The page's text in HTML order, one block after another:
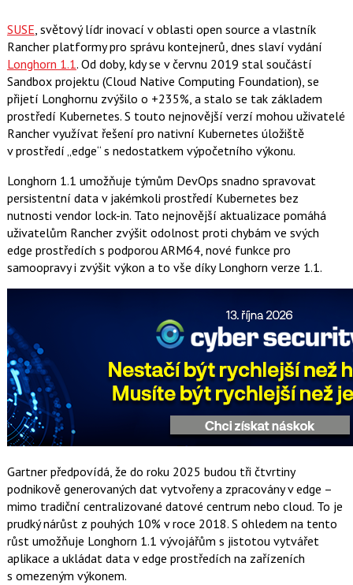
SUSE, světový lídr inovací v oblasti open source a vlastník
Rancher platformy pro správu kontejnerů, dnes slaví vydání
Longhorn 1.1. Od doby, kdy se v červnu 2019 stal součástí
Sandbox projektu (Cloud Native Computing Foundation), se
přijetí Longhornu zvýšilo o +235%, a stalo se tak základem
prostředí Kubernetes. S touto nejnovější verzí mohou uživatelé
Rancher využívat řešení pro nativní Kubernetes úložiště
v prostředí „edge“ s nedostatkem výpočetního výkonu.
Longhorn 1.1 umožňuje týmům DevOps snadno spravovat
persistentní data v jakémkoli prostředí Kubernetes bez
nutnosti vendor lock-in. Tato nejnovější aktualizace pomáhá
uživatelům Rancher zvýšit odolnost proti chybám ve svých
edge prostředích s podporou ARM64, nové funkce pro
samoopravy i zvýšit výkon a to vše díky Longhorn verze 1.1.
Gartner předpovídá, že do roku 2025 budou tři čtvrtiny
podnikově generovaných dat vytvořeny a zpracovány v edge –
mimo tradiční centralizované datové centrum nebo cloud. To je
prudký nárůst z pouhých 10% v roce 2018. S ohledem na tento
růst umožňuje Longhorn 1.1 vývojářům s jistotou vytvářet
aplikace a ukládat data v edge prostředích na zařízeních
s omezeným výkonem.